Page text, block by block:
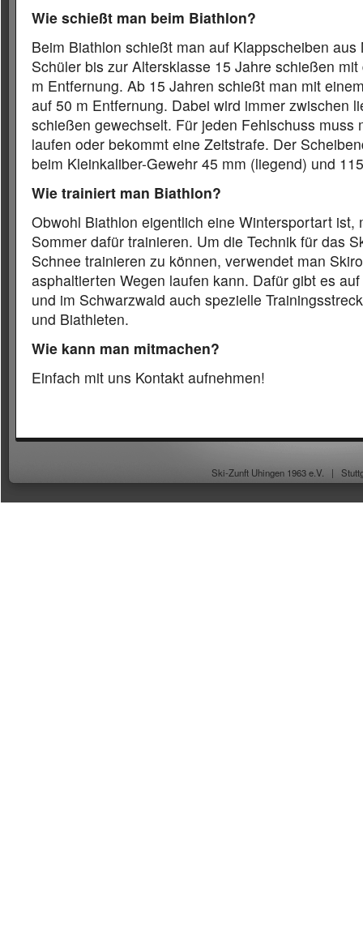
Wie schießt man beim Biathlon?
Beim Biathlon schießt man auf Klappscheiben aus
Schüler bis zur Altersklasse 15 Jahre schießen
m Entfernung. Ab 15 Jahren schießt man mit
auf 50 m Entfernung. Dabei wird immer zwischen
schießen gewechselt. Für jeden Fehlschuss muss
laufen oder bekommt eine Zeitstrafe. Der
beim Kleinkaliber-Gewehr 45 mm (liegend) und
Wie trainiert man Biathlon?
Obwohl Biathlon eigentlich eine Wintersportart ist,
Sommer dafür trainieren. Um die Technik für das
Schnee trainieren zu können, verwendet man
asphaltierten Wegen laufen kann. Dafür gibt es
und im Schwarzwald auch spezielle
und Biathleten.
Wie kann man mitmachen?
Einfach mit uns Kontakt aufnehmen!
Ski-Zunft Uhingen 1963 e.V. |